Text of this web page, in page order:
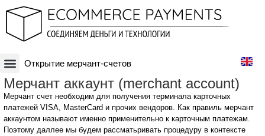
Открытие мерчант-счетов
Mерчант аккаунт (merchant account)​
Мерчант счет необходим для получения терминала карточных
платежей VISA, MasterCard и прочих вендоров. Как правиль мерчант
аккаунтом называют именно применительно к карточным платежам.
Поэтому даллее мы будем рассматьривать процедуру в контексте